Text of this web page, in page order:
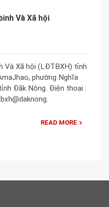
Và Xã hội
Và Xã hội (LĐTBXH) tỉnh
phường Nghĩa
Đăk Nông. Điện thoại :
READ MORE